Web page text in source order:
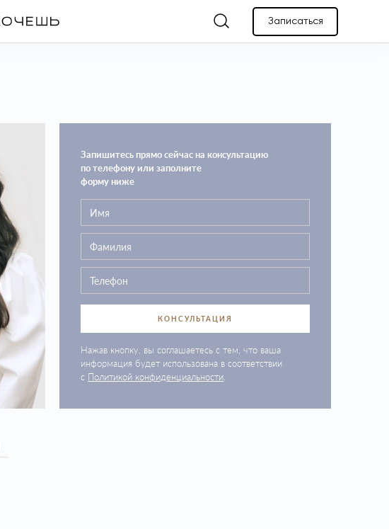
Записаться
Запишитесь прямо сейчас на консультацию
по телефону или заполните
форму ниже
КОНСУЛЬТАЦИЯ
Нажав кнопку, вы соглашаетесь с тем, что ваша
информация будет использована в соответствии
с Политикой конфиденциальности